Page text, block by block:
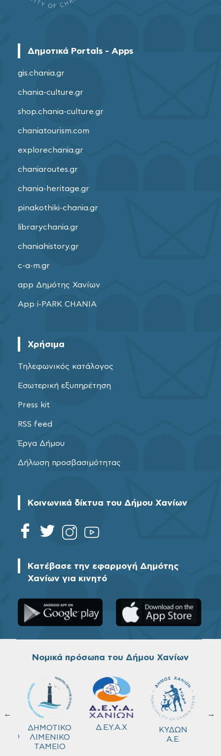
Δημοτικά Portals - Apps
gis.chania.gr
chania-culture.gr
shop.chania-culture.gr
chaniatourism.com
explorechania.gr
chaniaroutes.gr
chania-heritage.gr
pinakothiki-chania.gr
librarychania.gr
chaniahistory.gr
c-a-m.gr
app Δημότης Χανίων
App i-PARK CHANIA
Χρήσιμα
Τηλεφωνικός κατάλογος
Εσωτερική εξυπηρέτηση
Press kit
RSS feed
Έργα Δήμου
Δήλωση προσβασιμότητας
Κοινωνικά δίκτυα του Δήμου Χανίων
Κατέβασε την εφαρμογή Δημότης
Χανίων για κινητό
Νομικά πρόσωπα του Δήμου Χανίων
←
ΔΗΜΟΤΙΚΟ
ΛΙΜΕΝΙΚΟ
ΤΑΜΕΙΟ
Δ.Ε.Υ.Α.Χ
ΚΥΔΩΝ
Α.Ε.
→